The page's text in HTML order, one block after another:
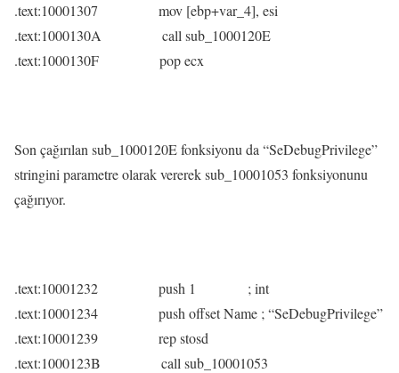
.text:10001307 mov [ebp+var_4], esi
.text:1000130A call sub_1000120E
.text:1000130F pop ecx
Son çağırılan sub_1000120E fonksiyonu da “SeDebugPrivilege”
stringini parametre olarak vererek sub_10001053 fonksiyonunu
çağırıyor.
.text:10001232 push 1 ; int
.text:10001234 push offset Name ; “SeDebugPrivilege”
.text:10001239 rep stosd
.text:1000123B call sub_10001053